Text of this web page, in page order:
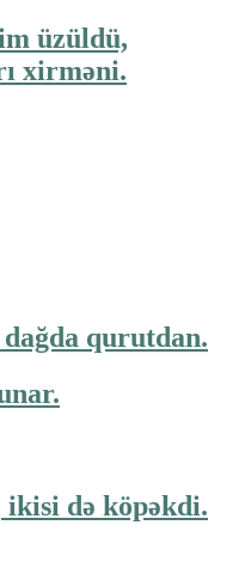
üzüldü,
xirməni.
qurutdan.
ikisi də köpəkdi.